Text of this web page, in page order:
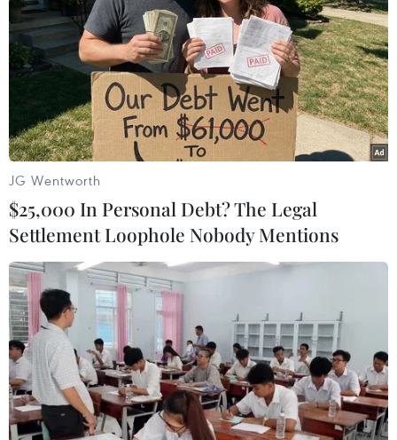
Quy trình Luồng xanh cho phép thực hiện kiểm nghiệm
từ khâu lấy mẫu đất tại vườn trồng, cho đến quả tươi
sau thu hái chế biến, gắn tem truy xuất lên cây và dán
tem lên quả khi thu hái
Cục CSGT 'mở luồng xanh' cho
JG Wentworth
$25,000 In Personal Debt? The Legal
Settlement Loophole Nobody Mentions